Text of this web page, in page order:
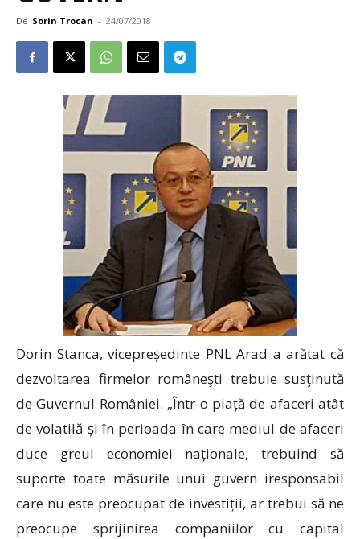
De Sorin Trocan - 24/07/2018
Dorin Stanca, vicepreședinte PNL Arad a arătat că
dezvoltarea firmelor româneşti trebuie susţinută
de Guvernul României. „Într-o piață de afaceri atât
de volatilă și în perioada în care mediul de afaceri
duce greul economiei naționale, trebuind să
suporte toate măsurile unui guvern iresponsabil
care nu este preocupat de investiții, ar trebui să ne
preocupe sprijinirea companiilor cu capital